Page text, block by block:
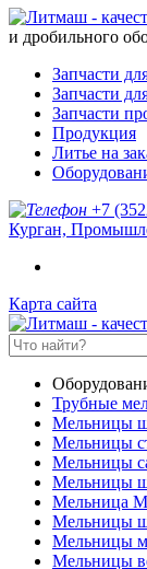
и дробильного
Запчасти
Запчасти
Запчасти
Продукция
Литье на
+7
Курган,
Карта сайта
Трубные
Мельницы
Мельницы
Мельницы
Мельницы
Мельница
Мельницы
Мельницы
Мельницы